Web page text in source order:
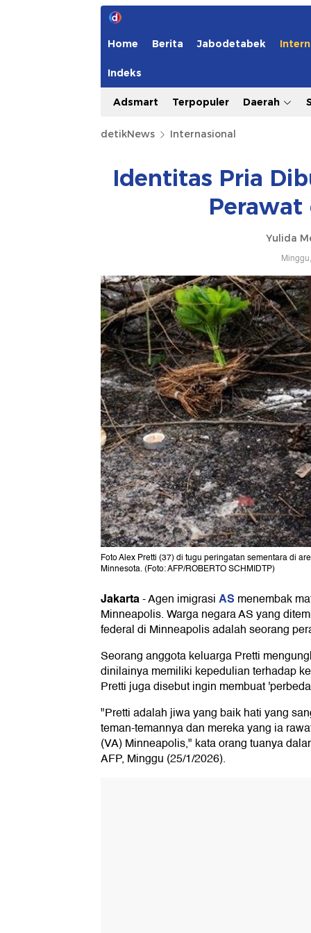
Home Berita Jabodetabek
Indeks
Adsmart Terpopuler Daerah
detikNews Internasional
Identitas Pria
Perawat
Yulida
Foto Alex Pretti (37) di tugu peringatan sementara di
Minnesota. (Foto: AFP/ROBERTO SCHMIDTP)
Jakarta-Agen imigrasiAS menembak
Minneapolis. Warga negara AS yang
federal di Minneapolis adalah seorang
Seorang anggota keluarga Pretti
dinilainya memiliki kepedulian terhadap
Pretti juga disebut ingin membuat
"Pretti adalah jiwa yang baik hati yang
teman-temannya dan mereka yang ia
(VA) Minneapolis," kata orang tuanya
AFP, Minggu (25/1/2026).